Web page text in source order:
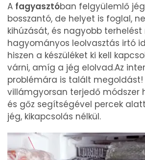
A fagyasztóban felgyülemlő
bosszantó, de helyet is foglal,
kihúzását, és nagyobb terhelést
hagyományos leolvasztás irtó
hiszen a készüléket ki kell
várni, amíg a jég elolvad.Az
problémára is talált megoldást!
villámgyorsan terjedő módszer
és gőz segítségével percek
jég, kikapcsolás nélkül.